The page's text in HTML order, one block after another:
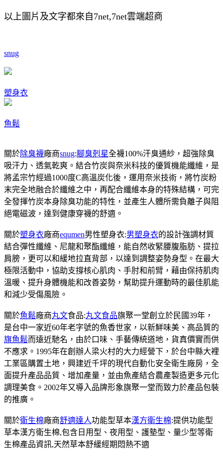
以上圖片及文字都來自7net,7net雲端超商
snug
塑身衣
魚鬆
關於除臭襪廠商snug:腳臭剋星全襪100%汗臭通紗，超強除臭
吸汗力、透氣乾爽。結合竹炭與奈米科技的優質機能纖維，是
將孟宗竹經過1000度C高溫炭化後，運用奈米技術，將竹炭粉
末完全地融合於纖維之中，再配合纖維本身的特殊結構，可完
全發揮竹炭本身除臭功能的特性，並產生人體所需負離子與阻
絕電磁波，達到健康穿襪的舒適。
關於塑身衣廠商equmen男性塑身衣:男塑身衣的設計強調材質
結合彈性纖維、尼龍和聚酯纖維，能自然收緊腰腹脂肪、提拉
肩膀，更可以和緩地拉直背部，以達到調整姿勢身型。在最大
極限活動中，協助支撐核心肌肉、手肘和前臂，藉由保持肌肉
溫暖、提升身體機能和改善姿勢，幫助提升運動時的最佳肌能
和減少受傷風險。
關於魚鬆廠商丸文食品:丸文食品旗聚一堂創立於民國39年，
是台中一家近60年老字號的魚香世家，以新鮮味美、高品質的
旗魚鬆而遠近馳名，由於口味、手藝傳統道地，貨真價實而供
不應求。1995年在創辦人梁火村的大力經營下，於台中縣大裡
工業區購置土地，興建近千坪的現代自動化安全衛生廠房，全
面提升產品品質、增加產量，並由魚產結合農產製造更多元化
調理美食。2002年又導入品牌形象旗聚一堂而致力於產品包裝
的推廣。
關於衛生棉廠商舒適達人功能型草本漢方衛生棉:提供功能型
草本漢方衛生棉,包含日用型、夜用型、護墊型、量少型等衛
生棉產品資訊,天然草本舒緩經期悶熱不適